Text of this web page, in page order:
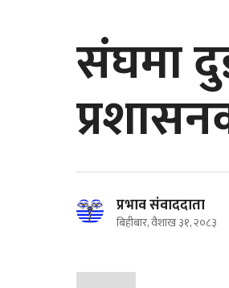
संघमा
प्रभाव संवाददाता
बिहीबार, वैशाख ३१, २०८३